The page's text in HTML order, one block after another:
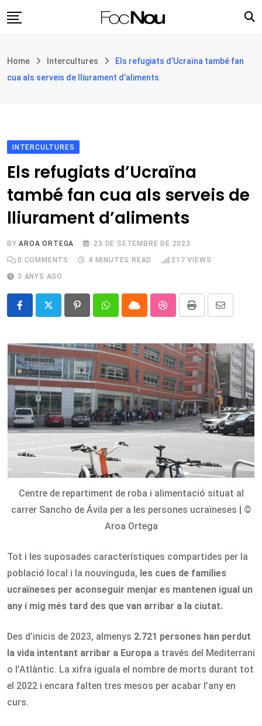
to
Filosofia i teologia
Botiga
Home Intercultures
Els refugiats d’Ucraïna també fan
cua als serveis de lliurament d’aliments
INTERCULTURES
Els refugiats d’Ucraïna
també fan cua als serveis de
lliurament d’aliments
BYAROA ORTEGA
23 DE SETEMBRE DE 2023
0 COMMENTS 4 MINUTES READ 217 VIEWS
3 ANYS AGO
PinterestWhatsappCloud StumbleUpon
Print
Share
Email
Centre de repartiment de roba i alimentació situat al
carrer Sancho de Ávila per a les persones ucraïneses | ©
Aroa Ortega
Tot i les suposades característiques compartides per la
població local i la nouvinguda, les cues de famílies
ucraïneses per aconseguir menjar es mantenen igual un
any i mig més tard des que van arribar a la ciutat.
Des d’inicis de 2023, almenys 2.721 persones han perdut
la vida intentant arribar a Europa a través del Mediterrani
o l’Atlàntic. La xifra iguala el nombre de morts durant tot
el 2022 i encara falten tres mesos per acabar l’any en
curs.